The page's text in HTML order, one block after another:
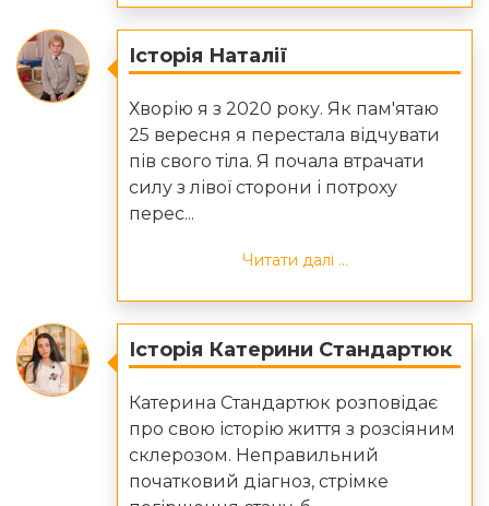
Історія Наталії
Хворію я з 2020 року. Як пам'ятаю
25 вересня я перестала відчувати
пів свого тіла. Я почала втрачати
силу з лівої сторони і потроху
перес...
Читати далі ...
Історія Катерини Стандартюк
Катерина Стандартюк розповідає
про свою історію життя з розсіяним
склерозом. Неправильний
початковий діагноз, стрімке